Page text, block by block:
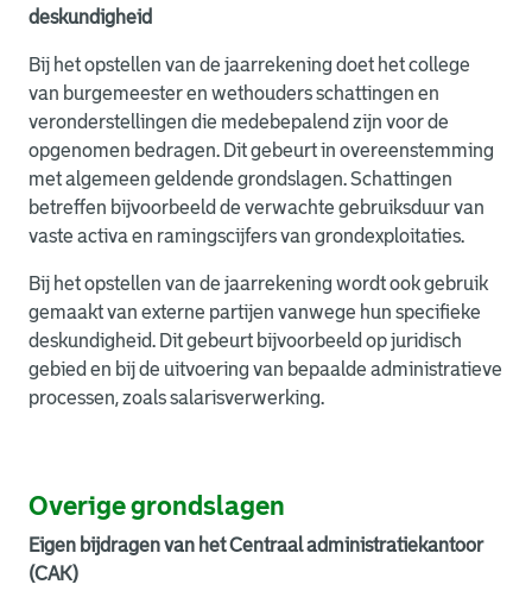
deskundigheid
Bij het opstellen van de jaarrekening doet het college
van burgemeester en wethouders schattingen en
veronderstellingen die medebepalend zijn voor de
opgenomen bedragen. Dit gebeurt in overeenstemming
met algemeen geldende grondslagen. Schattingen
betreffen bijvoorbeeld de verwachte gebruiksduur van
vaste activa en ramingscijfers van grondexploitaties.
Bij het opstellen van de jaarrekening wordt ook gebruik
gemaakt van externe partijen vanwege hun specifieke
deskundigheid. Dit gebeurt bijvoorbeeld op juridisch
gebied en bij de uitvoering van bepaalde administratieve
processen, zoals salarisverwerking.
Overige grondslagen
Eigen bijdragen van het Centraal administratiekantoor
(CAK)